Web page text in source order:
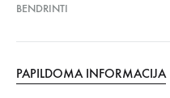
BENDRINTI
PAPILDOMA INFORMACIJA